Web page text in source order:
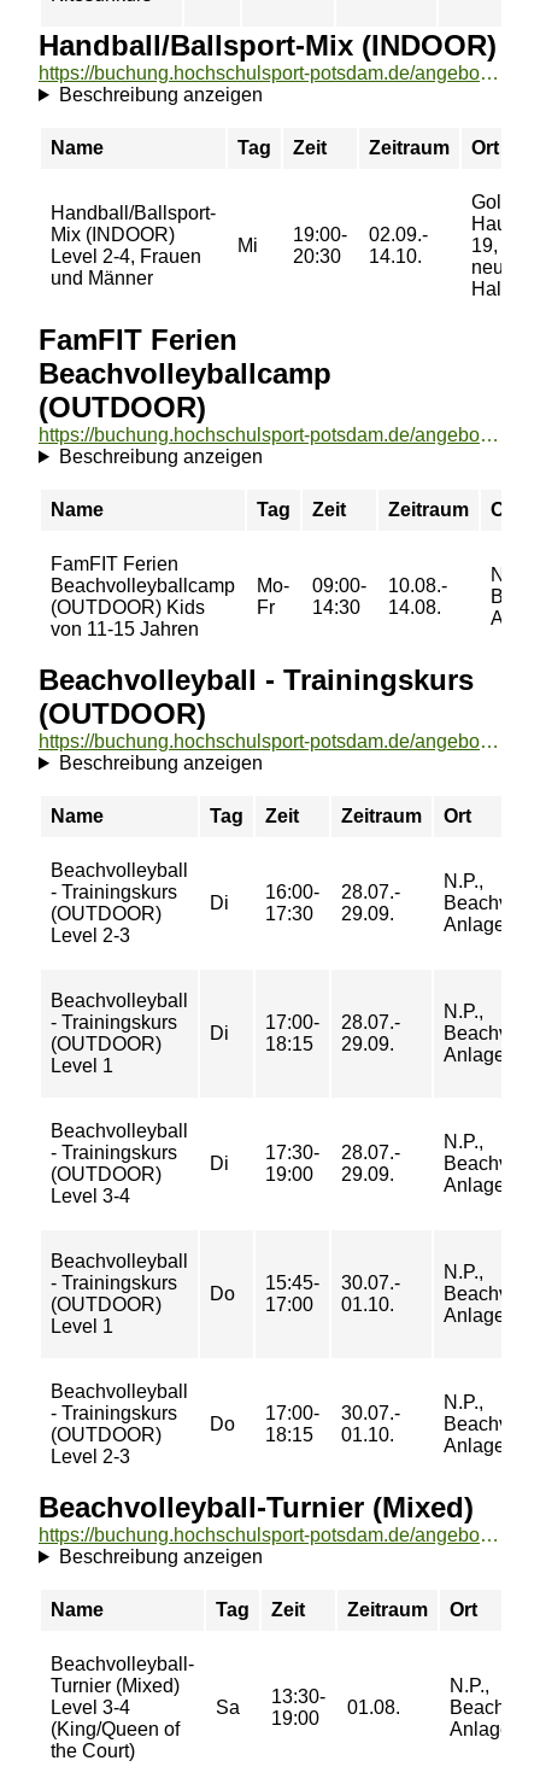
Handball/Ballsport-Mix (INDOOR)
https://buchung.hochschulsport-potsdam.de/angebote/aktueller_zeitraum/_Handball_Ballsport-Mix__INDOOR_.html
Beschreibung anzeigen
Name Tag Zeit Zeitraum Ort
Handball/Ballsport-
Mix (INDOOR)
Level 2-4, Frauen
und Männer
Mi
19:00-
20:30
02.09.-
14.10.
Golm,
Haus
19,
neue
Halle
FamFIT Ferien
Beachvolleyballcamp
(OUTDOOR)
https://buchung.hochschulsport-potsdam.de/angebote/aktueller_zeitraum/_FamFIT_Ferien_Beachvolleyballcamp__OUTDOOR_.html
Beschreibung anzeigen
Name Tag Zeit Zeitraum Ort
FamFIT Ferien
Beachvolleyballcamp
(OUTDOOR) Kids
von 11-15 Jahren
Mo-
Fr
09:00-
14:30
10.08.-
14.08.
N.P.,
Beachvolleyball - Trainingskurs
(OUTDOOR)
https://buchung.hochschulsport-potsdam.de/angebote/aktueller_zeitraum/_Beachvolleyball_-_Trainingskurs__OUTDOOR_.html
Beschreibung anzeigen
Name Tag Zeit Zeitraum Ort
Beachvolleyball
- Trainingskurs
(OUTDOOR)
Level 2-3
Di
16:00-
17:30
28.07.-
29.09.
N.P.,
Anlage
Beachvolleyball
- Trainingskurs
(OUTDOOR)
Level 1
Di
17:00-
18:15
28.07.-
29.09.
N.P.,
Anlage
Beachvolleyball
- Trainingskurs
(OUTDOOR)
Level 3-4
Di
17:30-
19:00
28.07.-
29.09.
N.P.,
Anlage
Beachvolleyball
- Trainingskurs
(OUTDOOR)
Level 1
Do
15:45-
17:00
30.07.-
01.10.
N.P.,
Anlage
Beachvolleyball
- Trainingskurs
(OUTDOOR)
Level 2-3
Do
17:00-
18:15
30.07.-
01.10.
N.P.,
Anlage
Beachvolleyball-Turnier (Mixed)
https://buchung.hochschulsport-potsdam.de/angebote/aktueller_zeitraum/_Beachvolleyball-Turnier__Mixed_.html
Beschreibung anzeigen
Name Tag Zeit Zeitraum Ort
Beachvolleyball-
Turnier (Mixed)
Level 3-4
(King/Queen of
the Court)
Sa
13:30-
19:00
01.08.
N.P.,
Anlage